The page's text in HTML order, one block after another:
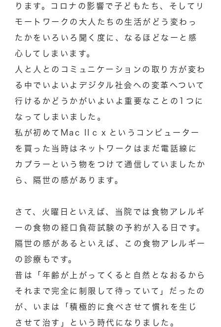
ります。コロナの影響で子どもたち、そしてリ
モートワークの大人たちの生活がどう変わっ
たかをいろいろ聞く度に、なるほどなーと感
心してしまいます。
人と人とのコミュニケーションの取り方が変わ
る中でいよいよデジタル社会への変革へついて
行けるかどうかがいよいよ重要なことの1つに
なってしまいました。
私が初めてMac IIｃｘというコンピューター
を買った当時はネットワークはまだ電話線に
カプラーという物をつけて通信していましたか
ら、隔世の感があります。
さて、火曜日といえば、当院では食物アレルギ
ーの食物の経口負荷試験の予約が入る日です。
隔世の感があるといえば、この食物アレルギー
の診療もです。
昔は「年齢が上がってくると自然となおるから
それまで完全に制限して待っていて」だったの
が、いまは「積極的に食べさせて慣れを生じ
させて治す」という時代になりました。